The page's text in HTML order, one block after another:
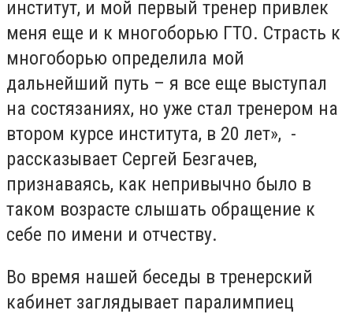
институт, и мой первый тренер привлек
меня еще и к многоборью ГТО. Страсть к
многоборью определила мой
дальнейший путь – я все еще выступал
на состязаниях, но уже стал тренером на
втором курсе института, в 20 лет», -
рассказывает Сергей Безгачев,
признаваясь, как непривычно было в
таком возрасте слышать обращение к
себе по имени и отчеству.
Во время нашей беседы в тренерский
кабинет заглядывает паралимпиец